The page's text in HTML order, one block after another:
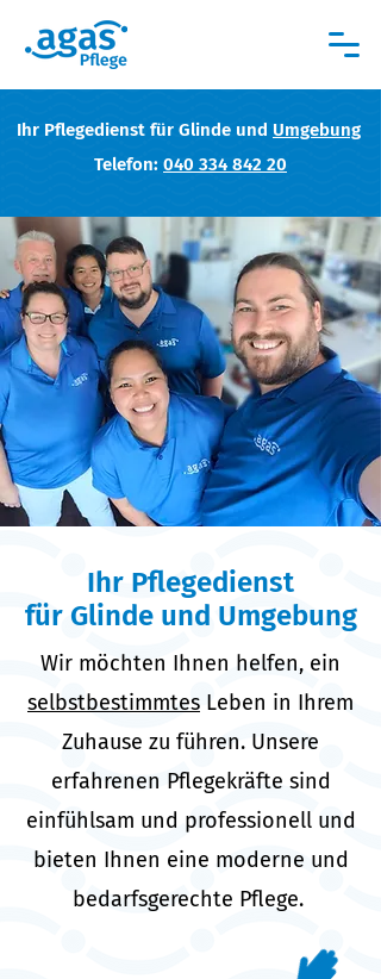
Ihr Pflegedienst für Glinde und Umgebung
Telefon: 040 334 842 20
Ihr Pflegedienst
für Glinde und Umgebung
Wir möchten Ihnen helfen, ein
selbstbestimmtes Leben in Ihrem
Zuhause zu führen. Unsere
erfahrenen Pflegekräfte sind
einfühlsam und professionell und
bieten Ihnen eine moderne und
bedarfsgerechte Pflege.